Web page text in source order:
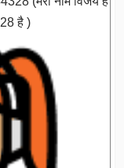
है )